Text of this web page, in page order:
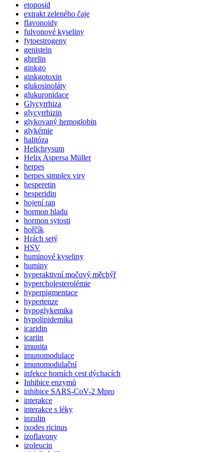
etoposid
extrakt zeleného čaje
flavonoidy
fulvonové kyseliny
fytoestrogeny
genistein
ghrelin
ginkgo
ginkgotoxin
glukosinoláty
glukuronidace
Glycyrrhiza
glycyrrhizin
glykovaný hemoglobin
glykémie
halitóza
Helichrysum
Helix Aspersa Müller
herpes
herpes simplex viry
hesperetin
hesperidin
hojení ran
hormon hladu
hormon sytosti
hořčík
Hrách setý
HSV
huminové kyseliny
huminy
hyperaktivní močový měchýř
hypercholesterolémie
hyperpigmentace
hypertenze
hypoglykemika
hypolipidemika
icaridin
icariin
imunita
imunomodulace
imunomodulační
infekce horních cest dýchacích
Inhibice enzymů
inhibice SARS-CoV-2 Mpro
interakce
interakce s léky
inzulin
ixodes ricinus
izoflavony
izoleucin